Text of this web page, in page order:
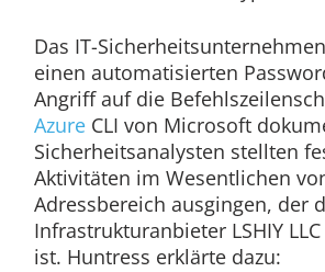
Das IT-
einen automatisierten
Angriff auf die
AzureCLI von Microsoft
Sicherheitsanalysten stellten
Aktivitäten im Wesentlichen
Adressbereich ausgingen, der
Infrastrukturanbieter LSHIY
ist. Huntress erklärte dazu: